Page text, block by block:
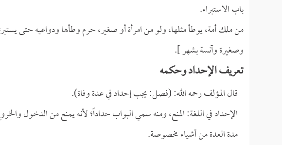
باب الاستبراء.
من ملك أمة، يوطأ مثلها، ولو من امرأة أو صغير، حرم وطأها ودواعيه حتى
وصغيرة وآنسة بشهر ].
تعريف الإحداد وحكمه
قال المؤلف رحمه الله: (فصل: يجب إحداد في عدة وفاة).
الإحداد في اللغة: المنع، ومنه سمي البواب حداداً؛ لأنه يمنع من الدخول
مدة العدة من أشياء مخصوصة.